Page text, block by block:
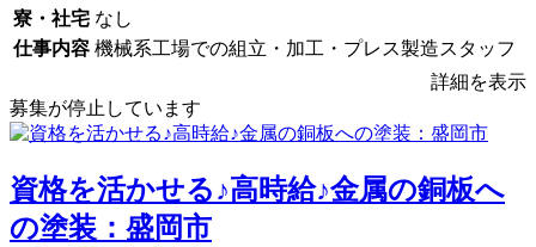
寮・社宅 なし
仕事内容 機械系工場での組立・加工・プレス製造スタッフ
詳細を表示
募集が停止しています
資格を活かせる♪高時給♪金属の銅板へ
の塗装：盛岡市